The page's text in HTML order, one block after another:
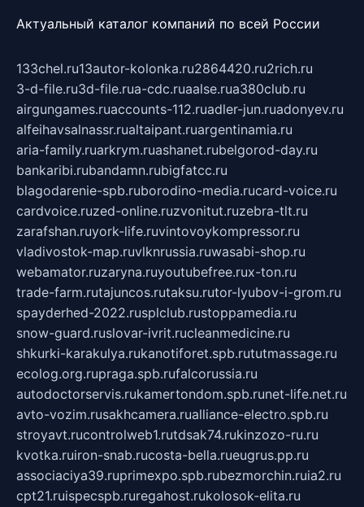
Актуальный каталог компаний по всей России
133chel.ru13autor-kolonka.ru2864420.ru2rich.ru
3-d-file.ru3d-file.rua-cdc.ruaalse.rua380club.ru
airgungames.ruaccounts-112.ruadler-jun.ruadonyev.ru
alfeihavsalnassr.rualtaipant.ruargentinamia.ru
aria-family.ruarkrym.ruashanet.rubelgorod-day.ru
bankaribi.rubandamn.rubigfatcc.ru
blagodarenie-spb.ruborodino-media.rucard-voice.ru
cardvoice.ruzed-online.ruzvonitut.ruzebra-tlt.ru
zarafshan.ruyork-life.ruvintovoykompressor.ru
vladivostok-map.ruvlknrussia.ruwasabi-shop.ru
webamator.ruzaryna.ruyoutubefree.rux-ton.ru
trade-farm.rutajuncos.rutaksu.rutor-lyubov-i-grom.ru
spayderhed-2022.rusplclub.rustoppamedia.ru
snow-guard.ruslovar-ivrit.rucleanmedicine.ru
shkurki-karakulya.rukanotiforet.spb.rututmassage.ru
ecolog.org.rupraga.spb.rufalcorussia.ru
autodoctorservis.rukamertondom.spb.runet-life.net.ru
avto-vozim.rusakhcamera.rualliance-electro.spb.ru
stroyavt.rucontrolweb1.rutdsak74.rukinzozo-ru.ru
kvotka.ruiron-snab.rucosta-bella.rueugrus.pp.ru
associaciya39.ruprimexpo.spb.rubezmorchin.ruia2.ru
cpt21.ruispecspb.ruregahost.rukolosok-elita.ru